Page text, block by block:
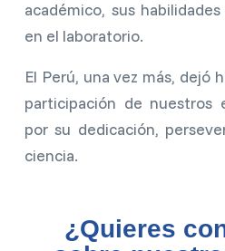
académico, sus
en el laboratorio.
El Perú, una vez más, dejó
participación de nuestros
por su dedicación,
ciencia.
¿Quieres